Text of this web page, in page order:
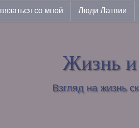
со мной Люди Латвии
Жизнь
Взгляд на жизнь